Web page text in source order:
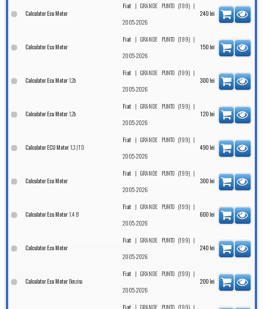
Calculator Ecu Motor
Fiat |GRANDE PUNTO (199) |
2005-2026
240 lei
Calculator Ecu Motor
Fiat |GRANDE PUNTO (199) |
2005-2026
150 lei
Calculator Ecu Motor1.2b
Fiat |GRANDE PUNTO (199) |
2005-2026
300 lei
Calculator Ecu Motor1.2b
Fiat |GRANDE PUNTO (199) |
2005-2026
120 lei
Calculator ECU Motor1.3 JTD
Fiat |GRANDE PUNTO (199) |
2005-2026
490 lei
Calculator Ecu Motor
Fiat |GRANDE PUNTO (199) |
2005-2026
300 lei
Calculator Ecu Motor1.4 B
Fiat |GRANDE PUNTO (199) |
2005-2026
600 lei
Calculator Ecu Motor
Fiat |GRANDE PUNTO (199) |
2005-2026
240 lei
Calculator Ecu MotorBenzina
Fiat |GRANDE PUNTO (199) |
2005-2026
200 lei
Fiat |GRANDE PUNTO (199) |